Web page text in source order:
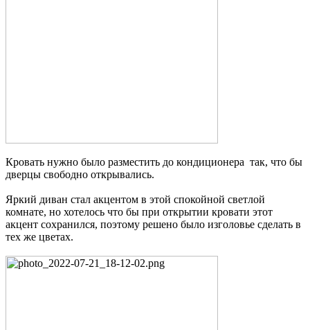
Кровать нужно было разместить до кондиционера так, что бы
дверцы свободно открывались.
Яркий диван стал акцентом в этой спокойной светлой
комнате, но хотелось что бы при открытии кровати этот
акцент сохранился, поэтому решено было изголовье сделать в
тех же цветах.